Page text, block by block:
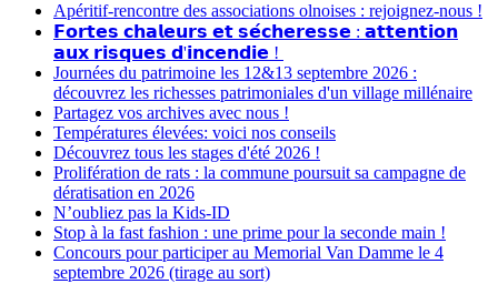
Apéritif-rencontre des associations olnoises : rejoignez-nous !
𝗙𝗼𝗿𝘁𝗲𝘀 𝗰𝗵𝗮𝗹𝗲𝘂𝗿𝘀 𝗲𝘁 𝘀𝗲́𝗰𝗵𝗲𝗿𝗲𝘀𝘀𝗲 : 𝗮𝘁𝘁𝗲𝗻𝘁𝗶𝗼𝗻
𝗮𝘂𝘅 𝗿𝗶𝘀𝗾𝘂𝗲𝘀 𝗱'𝗶𝗻𝗰𝗲𝗻𝗱𝗶𝗲 !
Journées du patrimoine les 12&13 septembre 2026 :
découvrez les richesses patrimoniales d'un village millénaire
Partagez vos archives avec nous !
Températures élevées: voici nos conseils
Découvrez tous les stages d'été 2026 !
Prolifération de rats : la commune poursuit sa campagne de
dératisation en 2026
N’oubliez pas la Kids-ID
Stop à la fast fashion : une prime pour la seconde main !
Concours pour participer au Memorial Van Damme le 4
septembre 2026 (tirage au sort)